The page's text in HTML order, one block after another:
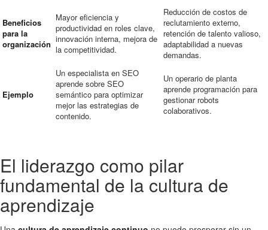
Beneficios
para la
organización
Mayor eficiencia y
productividad en roles clave,
innovación interna, mejora de
la competitividad.
Reducción de costos de
reclutamiento externo,
retención de talento valioso,
adaptabilidad a nuevas
demandas.
Ejemplo
Un especialista en SEO
aprende sobre SEO
semántico para optimizar
mejor las estrategias de
contenido.
Un operario de planta
aprende programación para
gestionar robots
colaborativos.
El liderazgo como pilar
fundamental de la cultura de
aprendizaje